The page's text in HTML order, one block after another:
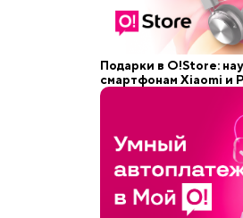
Подарки в O!Store:
смартфонам Xiaomi и